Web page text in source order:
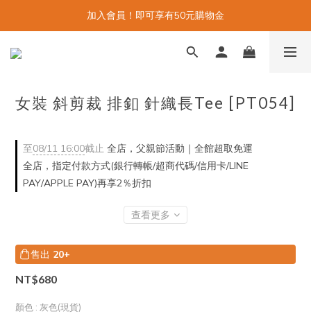
加入會員！即可享有50元購物金
女裝 斜剪裁 排釦 針織長Tee [PT054]
至08/11 16:00截止 全店，父親節活動｜全館超取免運
全店，指定付款方式(銀行轉帳/超商代碼/信用卡/LINE
PAY/APPLE PAY)再享2％折扣
查看更多
售出 20+
NT$680
顏色 : 灰色(現貨)